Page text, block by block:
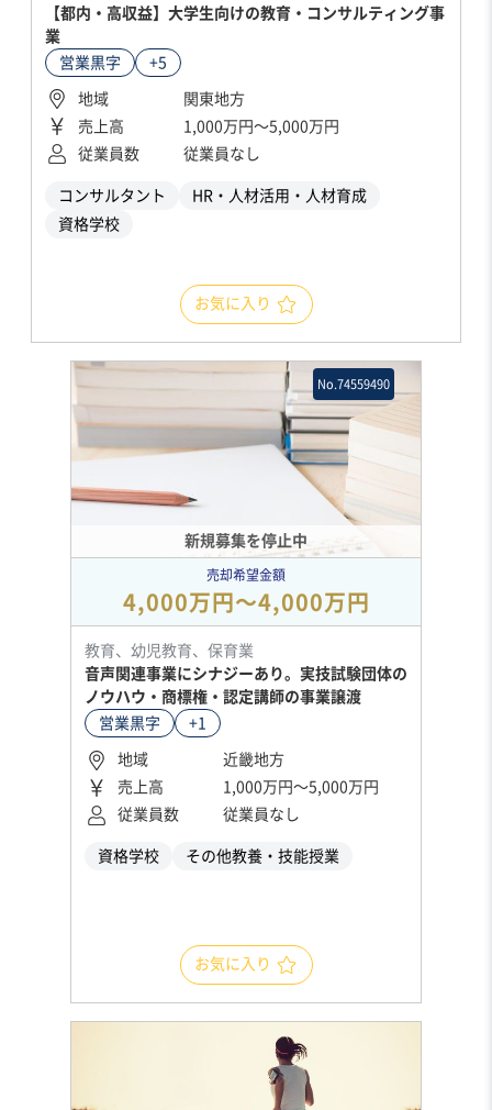
【都内・高収益】大学生向けの教育・コンサルティング事
業
営業黒字
+5
地域
関東地方
売上高
1,000万円〜5,000万円
従業員数
従業員なし
コンサルタント
HR・人材活用・人材育成
資格学校
お気に入り
新規募集を停止中
No.74559490
売却希望金額
4,000万円〜4,000万円
教育、幼児教育、保育業
音声関連事業にシナジーあり。実技試験団体の
ノウハウ・商標権・認定講師の事業譲渡
営業黒字
+1
地域
近畿地方
売上高
1,000万円〜5,000万円
従業員数
従業員なし
資格学校 その他教養・技能授業
お気に入り